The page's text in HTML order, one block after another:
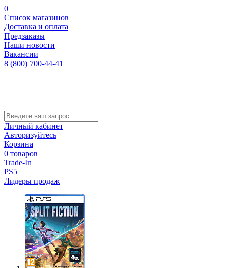
0
Список магазинов
Доставка и оплата
Предзаказы
Наши новости
Вакансии
8 (800) 700-44-41
Личный кабинет
Авторизуйтесь
Корзина
0 товаров
Trade-In
PS5
Лидеры продаж